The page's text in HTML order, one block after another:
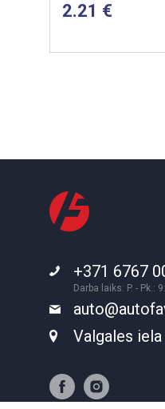
2.21
+371 6767
Darba laiks: P. - Pk.:
Valgales